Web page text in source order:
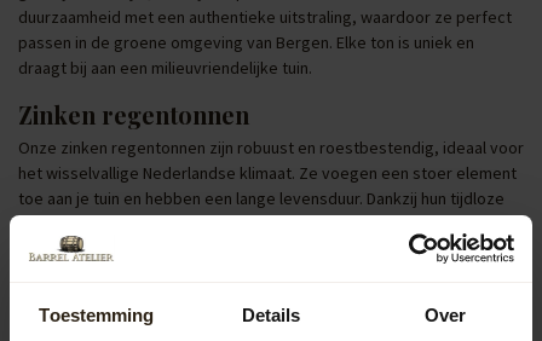
Toestemming Details Over
duurzaamheid met een authentieke uitstraling, waardoor ze perfect
passen in de groene omgeving van Bergen. Elke ton is uniek en
draagt bij aan een milieuvriendelijke tuin.
Zinken regentonnen
Onze zinken regentonnen zijn robuust en roestbestendig, ideaal voor
het wisselvallige Nederlandse klimaat. Ze voegen een stoer element
toe aan je tuin en hebben een lange levensduur. Dankzij hun tijdloze
Regentonnen met pomp of kraan
Regentonnen uitgerust met een pomp of kraan verhogen het
gebruiksgemak aanzienlijk. Je kunt eenvoudig een gieter vullen of je